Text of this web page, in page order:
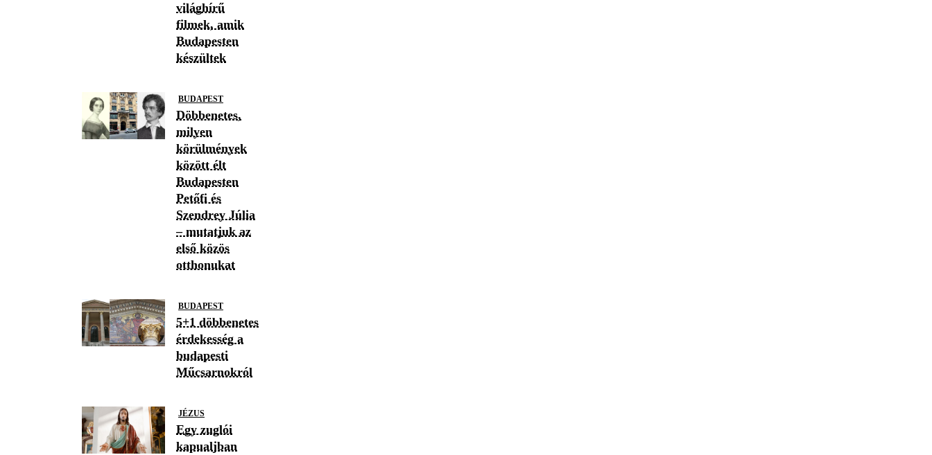
világhírű
filmek, amik
Budapesten
készültek
BUDAPEST
Döbbenetes,
milyen
körülmények
között élt
Budapesten
Petőfi és
Szendrey Júlia
– mutatjuk az
első közös
otthonukat
BUDAPEST
5+1 döbbenetes
érdekesség a
budapesti
Műcsarnokról
JÉZUS
Egy zuglói
kapualjban